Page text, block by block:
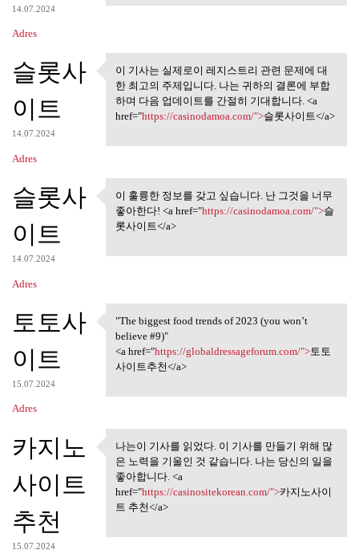
14.07.2024
Adres
슬롯사
이트
14.07.2024
Adres
이 기사는 실제로이 레지스트리
관련 문제에 대한
이 기사는 실제로이 레지스트리 관련 문제에 대
한 최고의 주제입니다. 나는 귀하의 결론에 부합
하며 다음 업데이트를 간절히 기대합니다. <a
href="https://casinodamoa.com/">슬롯사이트</a>
슬롯사
이트
14.07.2024
Adres
이 훌륭한 정보를 갖고 싶습니다.
난 그것을 너무
이 훌륭한 정보를 갖고 싶습니다. 난 그것을 너무
좋아한다! <a href="https://casinodamoa.com/">슬
롯사이트</a>
토토사
이트
15.07.2024
Adres
"The biggest food trends of
"The biggest food trends of 2023 (you won’t
believe #9)"
<a href="https://globaldressageforum.com/">토토
사이트추천</a>
카지노
사이트
추천
15.07.2024
나는이 기사를 읽었다. 이 기사를
만들기 위해 많은
나는이 기사를 읽었다. 이 기사를 만들기 위해 많
은 노력을 기울인 것 같습니다. 나는 당신의 일을
좋아합니다. <a
href="https://casinositekorean.com/">카지노사이
트 추천</a>